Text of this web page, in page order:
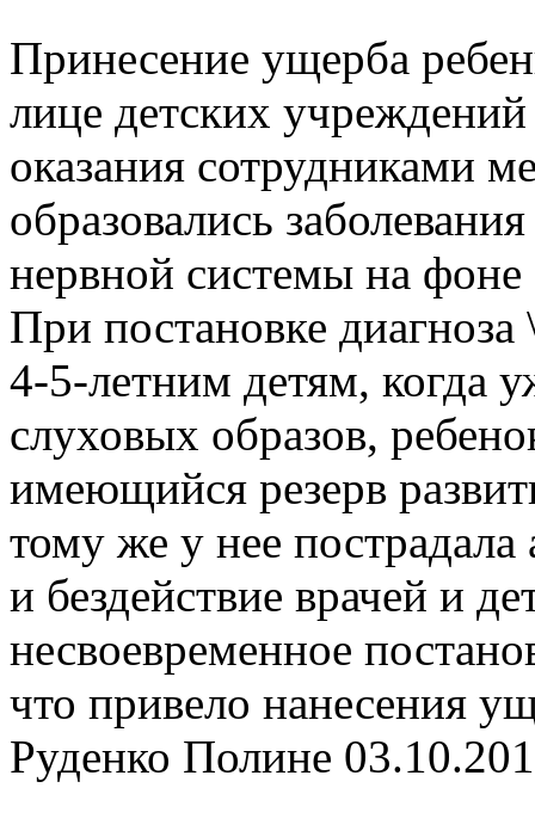
Принесение ущерба
лице детских
оказания сотрудниками
образовались
нервной системы на фоне
При постановке диагноза
4-5-летним детям, когда
слуховых образов,
имеющийся резерв
тому же у нее пострадала
и бездействие врачей и
несвоевременное
что привело нанесения
Руденко Полине